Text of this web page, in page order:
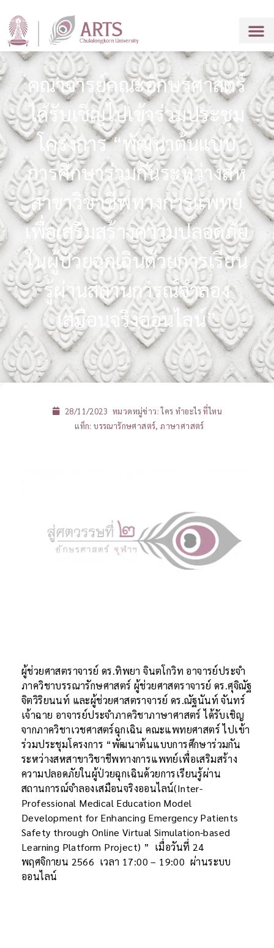
คณาจารย์คณะอักษรศาสตร์
ได้รับเชิญไปเข้าร่วมประชุม
โครงการ “พัฒนาต้นแบบ
การศึกษาร่วมกันระหว่างสห
สาขาวิชาชีพทางการแพทย์
เพื่อเสริมสร้างความปลอดภัย
ในผู้ป่วยฉุกเฉินด้วยการเรียน
รู้ผ่านสถานการณ์จำลอง
เสมือนจริงออนไลน์”
28/11/2023 หมวดหมู่ข่าว:ใคร ทำอะไร ที่ไหน
แท็ก: บรรณารักษศาสตร์,ภาษาศาสตร์
ผู้ช่วยศาสตราจารย์ ดร.ทิพยา จินตโกวิท อาจารย์ประจำ
ภาควิชาบรรณารักษศาสตร์ ผู้ช่วยศาสตราจารย์ ดร.ศุจิณัฐ
จิตวิริยนนท์ และผู้ช่วยศาสตราจารย์ ดร.ณัฐนันท์ จันทร์
เจ้าฉาย อาจารย์ประจำภาควิชาภาษาศาสตร์ ได้รับเชิญ
จากภาควิชาเวชศาสตร์ฉุกเฉิน คณะแพทยศาสตร์ ไปเข้า
ร่วมประชุมโครงการ “พัฒนาต้นแบบการศึกษาร่วมกัน
ระหว่างสหสาขาวิชาชีพทางการแพทย์เพื่อเสริมสร้าง
ความปลอดภัยในผู้ป่วยฉุกเฉินด้วยการเรียนรู้ผ่าน
สถานการณ์จำลองเสมือนจริงออนไลน์(Inter-
Professional Medical Education Model
Development for Enhancing Emergency Patients
Safety through Online Virtual Simulation-based
Learning Platform Project) ” เมื่อวันที่ 24
พฤศจิกายน 2566 เวลา 17:00 – 19:00 ผ่านระบบ
ออนไลน์